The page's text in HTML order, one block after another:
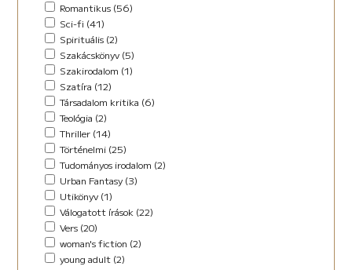
Romantikus (56)
Sci-fi (41)
Spirituális (2)
Szakácskönyv (5)
Szakirodalom (1)
Szatíra (12)
Társadalom kritika (6)
Teológia (2)
Thriller (14)
Történelmi (25)
Tudományos irodalom (2)
Urban Fantasy (3)
Utikönyv (1)
Válogatott írások (22)
Vers (20)
woman's fiction (2)
young adult (2)